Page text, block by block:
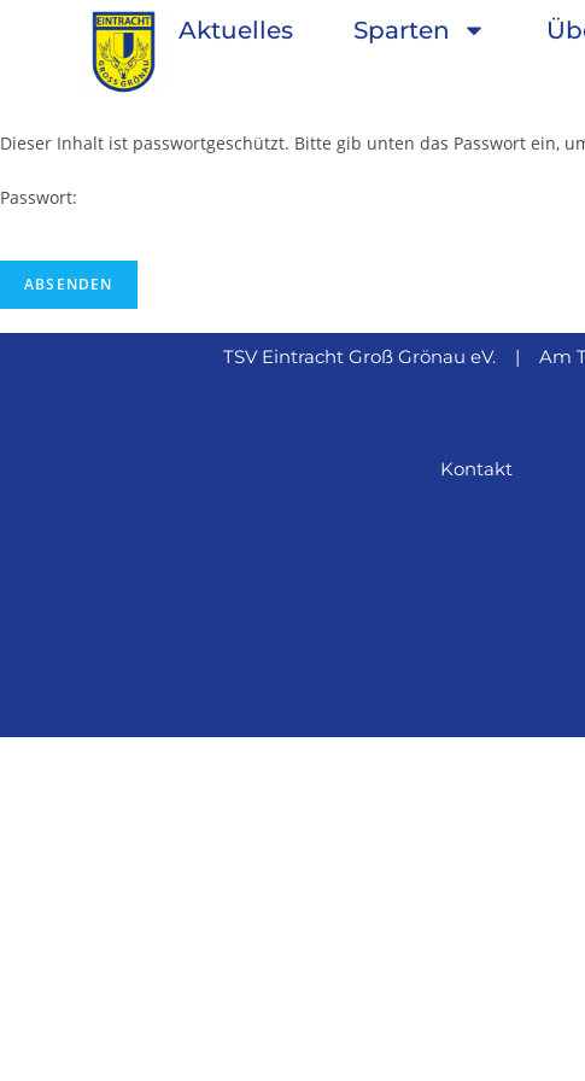
Aktuelles Sparten
Dieser Inhalt ist passwortgeschützt. Bitte gib unten das Passwort ein,
Passwort:
TSV Eintracht Groß Grönau eV. |
Kontakt